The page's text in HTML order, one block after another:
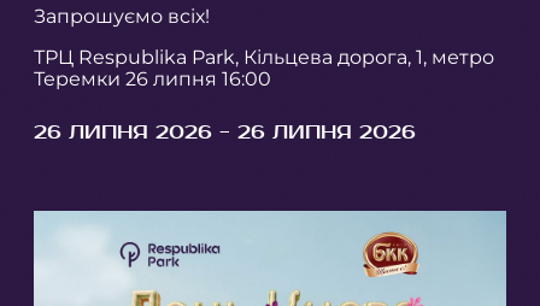
Запрошуємо всіх!
ТРЦ Respublika Park, Кільцева дорога, 1, метро
Теремки 26 липня 16:00
26 ЛИПНЯ 2026 - 26 ЛИПНЯ 2026